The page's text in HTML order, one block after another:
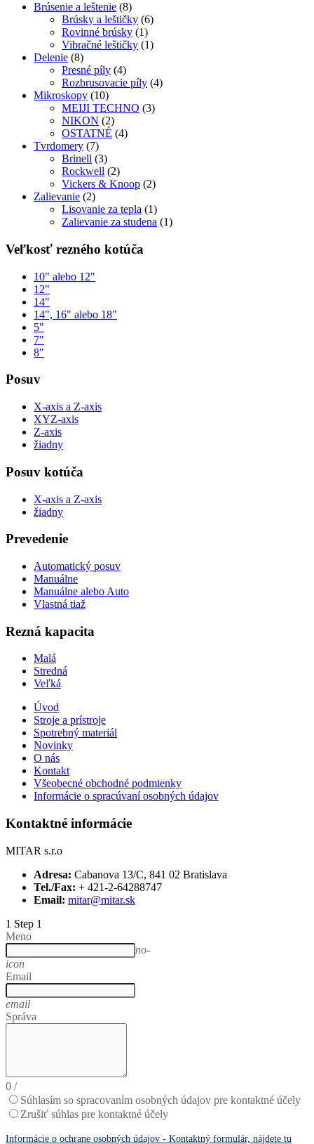
Brúsenie a leštenie (8)
Brúsky a leštičky (6)
Rovinné brúsky (1)
Vibračné leštičky (1)
Delenie (8)
Presné píly (4)
Rozbrusovacie píly (4)
Mikroskopy (10)
MEIJI TECHNO (3)
NIKON (2)
OSTATNÉ (4)
Tvrdomery (7)
Brinell (3)
Rockwell (2)
Vickers & Knoop (2)
Zalievanie (2)
Lisovanie za tepla (1)
Zalievanie za studena (1)
Veľkosť rezného kotúča
10" alebo 12"
12"
14"
14", 16" alebo 18"
5"
7"
8"
Posuv
X-axis a Z-axis
XYZ-axis
Z-axis
žiadny
Posuv kotúča
X-axis a Z-axis
žiadny
Prevedenie
Automatický posuv
Manuálne
Manuálne alebo Auto
Vlastná tiaž
Rezná kapacita
Malá
Stredná
Veľká
Úvod
Stroje a prístroje
Spotrebný materiál
Novinky
O nás
Kontakt
Všeobecné obchodné podmienky
Informácie o spracúvaní osobných údajov
Kontaktné informácie
MITAR s.r.o
Adresa: Cabanova 13/C, 841 02 Bratislava
Tel./Fax: + 421-2-64288747
Email: mitar@mitar.sk
1 Step 1
Meno
no-
icon
Email
email
Správa
0 /
Súhlasím so spracovaním osobných údajov pre kontaktné účely
Zrušiť súhlas pre kontaktné účely
Informácie o ochrane osobných údajov - Kontaktný formulár, nájdete tu